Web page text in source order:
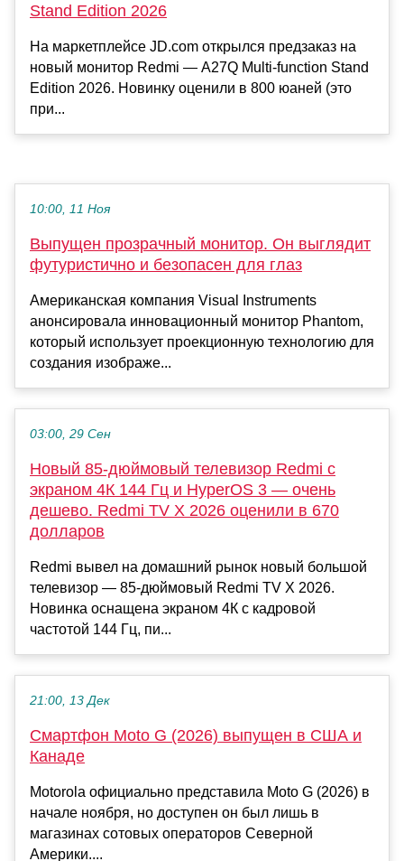
Stand Edition 2026
На маркетплейсе JD.com открылся предзаказ на
новый монитор Redmi — A27Q Multi-function Stand
Edition 2026. Новинку оценили в 800 юаней (это
при...
10:00, 11 Ноя
Выпущен прозрачный монитор. Он выглядит
футуристично и безопасен для глаз
Американская компания Visual Instruments
анонсировала инновационный монитор Phantom,
который использует проекционную технологию для
создания изображе...
03:00, 29 Сен
Новый 85-дюймовый телевизор Redmi с
экраном 4К 144 Гц и HyperOS 3 — очень
дешево. Redmi TV X 2026 оценили в 670
долларов
Redmi вывел на домашний рынок новый большой
телевизор — 85-дюймовый Redmi TV X 2026.
Новинка оснащена экраном 4К с кадровой
частотой 144 Гц, пи...
21:00, 13 Дек
Смартфон Moto G (2026) выпущен в США и
Канаде
Motorola официально представила Moto G (2026) в
начале ноября, но доступен он был лишь в
магазинах сотовых операторов Северной
Америки....